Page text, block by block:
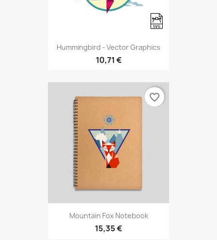
Hummingbird - Vector Graphics
10,71 €
Mountain Fox Notebook
15,35 €
favorite_border